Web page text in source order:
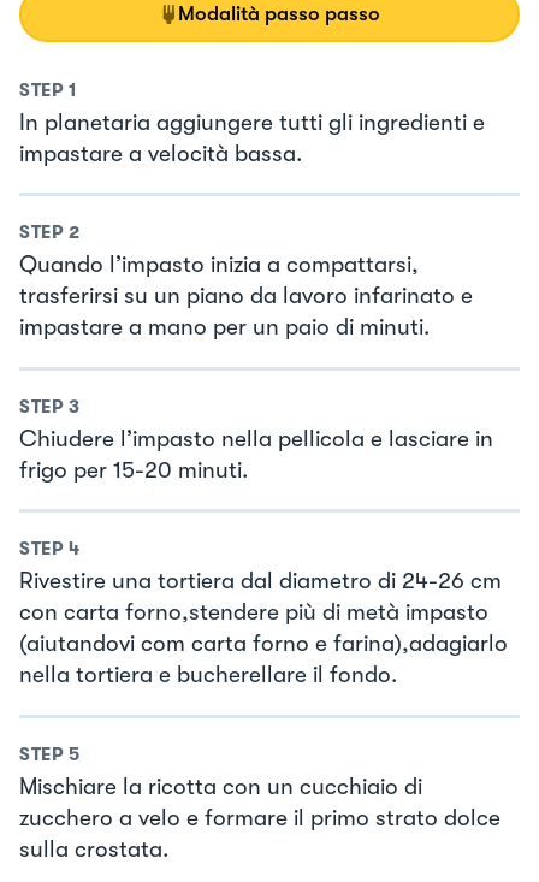
Modalità passo passo
STEP 1
In planetaria aggiungere tutti gli ingredienti e
impastare a velocità bassa.
STEP 2
Quando l’impasto inizia a compattarsi,
trasferirsi su un piano da lavoro infarinato e
impastare a mano per un paio di minuti.
STEP 3
Chiudere l’impasto nella pellicola e lasciare in
frigo per 15-20 minuti.
STEP 4
Rivestire una tortiera dal diametro di 24-26 cm
con carta forno,stendere più di metà impasto
(aiutandovi com carta forno e farina),adagiarlo
nella tortiera e bucherellare il fondo.
STEP 5
Mischiare la ricotta con un cucchiaio di
zucchero a velo e formare il primo strato dolce
sulla crostata.